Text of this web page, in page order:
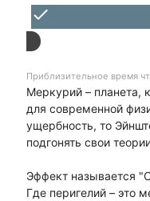
done
Приблизительное время
Меркурий – планета,
для современной
ущербность, то
подгонять свои
Эффект называется
Где перигелий – это